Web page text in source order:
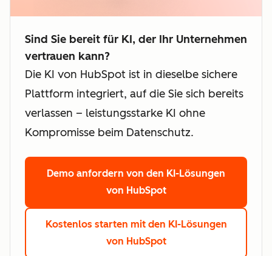
Sind Sie bereit für KI, der Ihr Unternehmen
vertrauen kann?
Die KI von HubSpot ist in dieselbe sichere
Plattform integriert, auf die Sie sich bereits
verlassen – leistungsstarke KI ohne
Kompromisse beim Datenschutz.
Demo anfordern von den KI-Lösungen
von HubSpot
Kostenlos starten mit den KI-Lösungen
von HubSpot